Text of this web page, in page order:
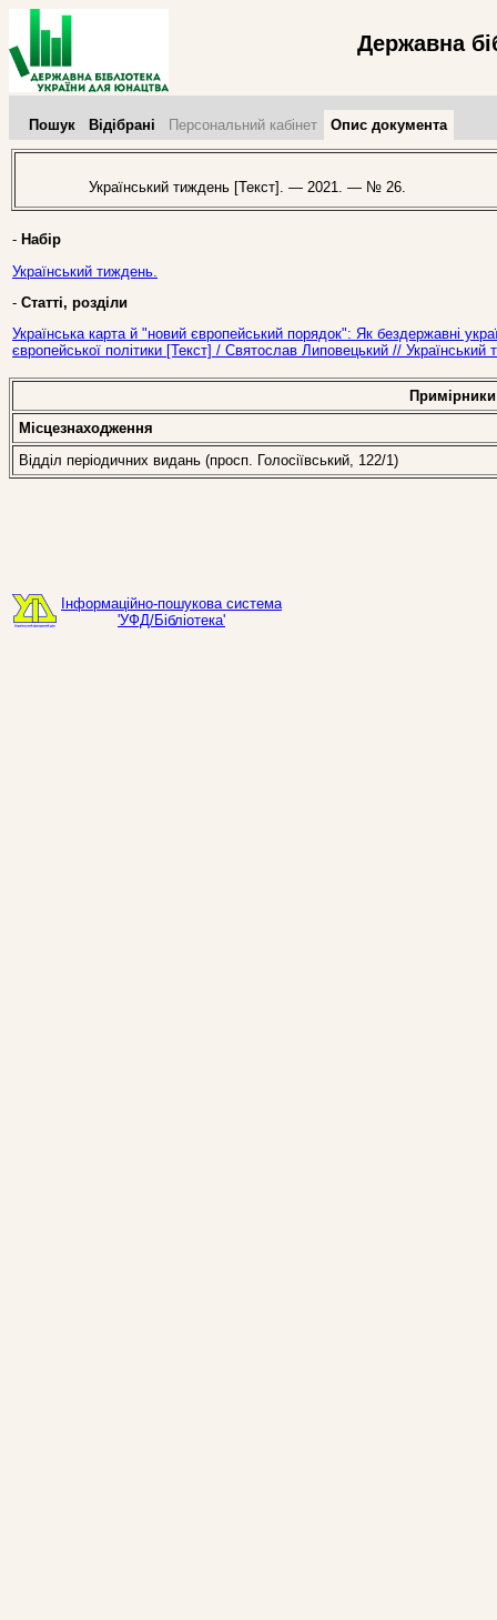
Державна
Пошук Відібрані Персональний кабінет Опис документа
Український тиждень [Текст]. — 2021. — № 26.
- Набір
Український тиждень.
- Статті, розділи
Українська карта й "новий європейський порядок": Як бездержавні
європейської політики [Текст] / Святослав Липовецький //
Примірники
Місцезнаходження
Відділ періодичних видань (просп. Голосіївський, 122/1)
Інформаційно-пошукова система
'УФД/Бібліотека'